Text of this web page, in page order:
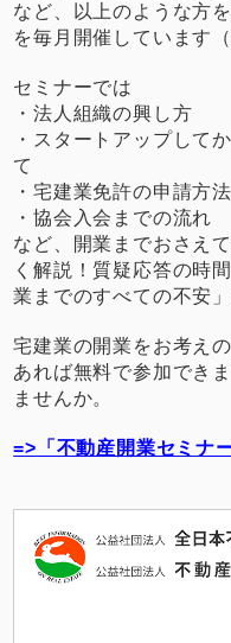
など、以上のような方
を毎月開催しています（
セミナーでは
・法人組織の興し方
・スタートアップして
て
・宅建業免許の申請方法
・協会入会までの流れ
など、開業までおさえ
く解説！質疑応答の時
業までのすべての不安
宅建業の開業をお考え
あれば無料で参加でき
ませんか。
=>「不動産開業セミナ